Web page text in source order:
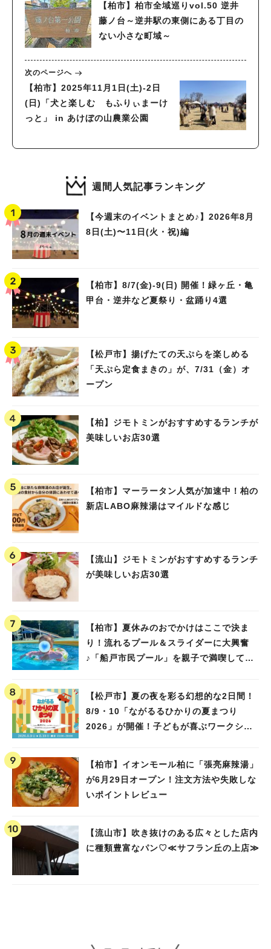
【柏市】柏市全域巡りvol.50 逆井
藤ノ台～逆井駅の東側にある丁目の
ない小さな町域～
次のページへ
【柏市】2025年11月1日(土)-2日
(日)「犬と楽しむ もふりぃまーけ
っと」 in あけぼの山農業公園
週間人気記事ランキング
【今週末のイベントまとめ♪】2026年8月
8日(土)〜11日(火・祝)編
【柏市】8/7(金)‐9(日) 開催！緑ヶ丘・亀
甲台・逆井など夏祭り・盆踊り4選
【松戸市】揚げたての天ぷらを楽しめる
「天ぷら定食まきの」が、7/31（金）オ
ープン
【柏】ジモトミンがおすすめするランチが
美味しいお店30選
【柏市】マーラータン人気が加速中！柏の
新店LABO麻辣湯はマイルドな感じ
【流山】ジモトミンがおすすめするランチ
が美味しいお店30選
【柏市】夏休みのおでかけはここで決ま
り！流れるプール＆スライダーに大興奮
♪「船戸市民プール」を親子で満喫してき
【松戸市】夏の夜を彩る幻想的な2日間！
8/9・10「ながるるひかりの夏まつり
2026」が開催！子どもが喜ぶワークショ
【柏市】イオンモール柏に「張亮麻辣湯」
が6月29日オープン！注文方法や失敗しな
いポイントレビュー
【流山市】吹き抜けのある広々とした店内
に種類豊富なパン♡≪サフラン丘の上店≫